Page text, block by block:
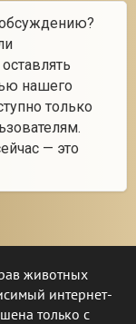
нашего
только
— это
животных
интернет-
только с